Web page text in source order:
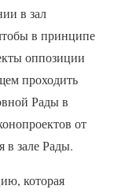
в зал
в принципе
оппозиции
проходить
Рады в
от
в зале Рады.
которая